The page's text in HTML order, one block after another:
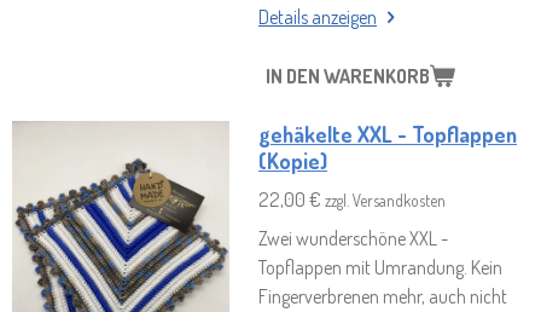
Details anzeigen
IN DEN WARENKORB
gehäkelte XXL - Topflappen
(Kopie)
22,00 € zzgl. Versandkosten
Zwei wunderschöne XXL -
Topflappen mit Umrandung. Kein
Fingerverbrenen mehr, auch nicht